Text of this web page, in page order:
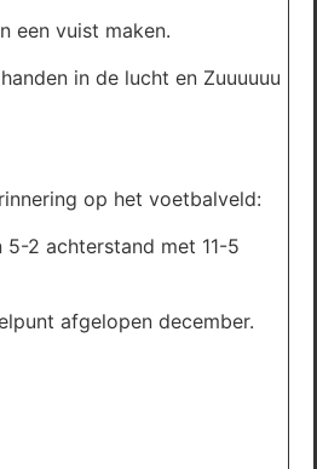
een vuist maken.
in de lucht en Zuuuuuu
op het voetbalveld:
5-2 achterstand met 11-5
afgelopen december.